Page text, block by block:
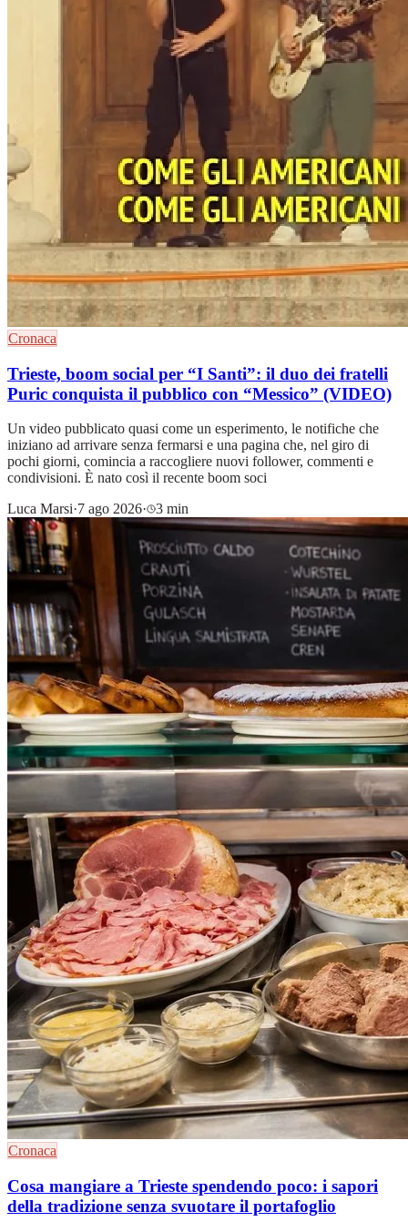
Cronaca
Trieste, boom social per “I Santi”: il duo dei fratelli
Puric conquista il pubblico con “Messico” (VIDEO)
Un video pubblicato quasi come un esperimento, le notifiche che
iniziano ad arrivare senza fermarsi e una pagina che, nel giro di
pochi giorni, comincia a raccogliere nuovi follower, commenti e
condivisioni. È nato così il recente boom soci
Luca Marsi·7 ago 2026· 3 min
Cronaca
Cosa mangiare a Trieste spendendo poco: i sapori
della tradizione senza svuotare il portafoglio